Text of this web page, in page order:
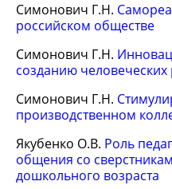
Симонович Г.Н.
российском обществе
Симонович Г.Н.
созданию человеческих
Симонович Г.Н.
производственном
Якубенко О.В. Роль
общения со
дошкольного возраста